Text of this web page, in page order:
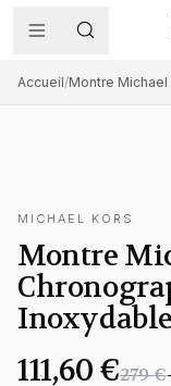
Accueil/
MICHAEL KORS
Montre
111,60 €279 €